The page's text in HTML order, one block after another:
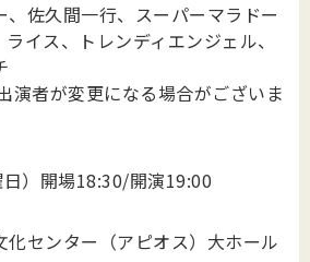
、佐久間一行、スーパーマラドー
イス、トレンディエンジェル、
演者が変更になる場合がございま
）開場18:30/開演19:00
化センター（アピオス）大ホール